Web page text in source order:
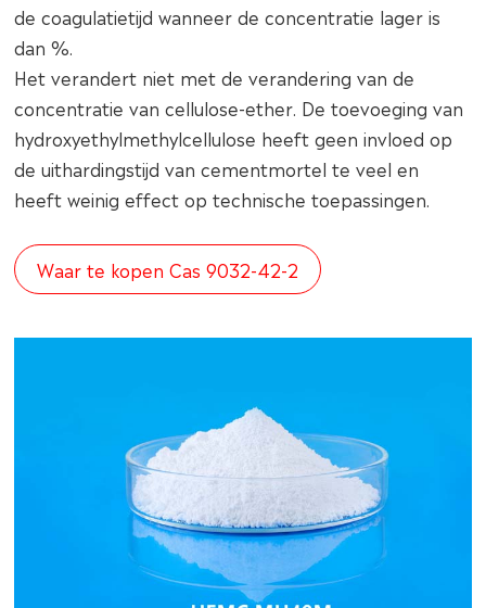
de coagulatietijd wanneer de concentratie lager is
dan %.
Het verandert niet met de verandering van de
concentratie van cellulose-ether. De toevoeging van
hydroxyethylmethylcellulose heeft geen invloed op
de uithardingstijd van cementmortel te veel en
heeft weinig effect op technische toepassingen.
Waar te kopen Cas 9032-42-2